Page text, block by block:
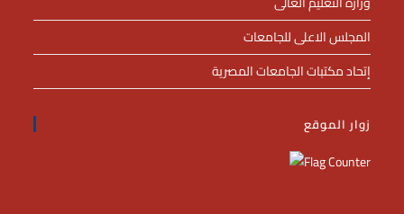
المجلس الاعلى للجامعات
إتحاد مكتبات الجامعات المصرية
زوار الموقع